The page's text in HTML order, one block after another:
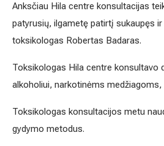
Anksčiau Hila centre konsultacijas
patyrusių, ilgametę patirtį sukaupęs
toksikologas Robertas Badaras.
Toksikologas Hila centre konsultavo
alkoholiui, narkotinėms
Toksikologas konsultacijos metu
gydymo metodus.